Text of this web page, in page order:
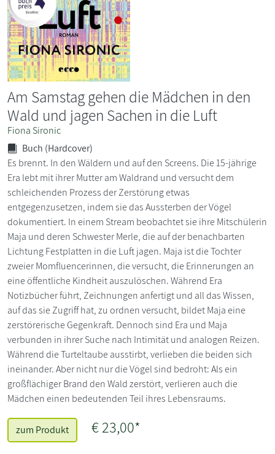
Am Samstag gehen die Mädchen in den
Wald und jagen Sachen in die Luft
Fiona Sironic
Buch (Hardcover)
Es brennt. In den Wäldern und auf den Screens. Die 15-jährige
Era lebt mit ihrer Mutter am Waldrand und versucht dem
schleichenden Prozess der Zerstörung etwas
entgegenzusetzen, indem sie das Aussterben der Vögel
dokumentiert. In einem Stream beobachtet sie ihre Mitschülerin
Maja und deren Schwester Merle, die auf der benachbarten
Lichtung Festplatten in die Luft jagen. Maja ist die Tochter
zweier Momfluencerinnen, die versucht, die Erinnerungen an
eine öffentliche Kindheit auszulöschen. Während Era
Notizbücher führt, Zeichnungen anfertigt und all das Wissen,
auf das sie Zugriff hat, zu ordnen versucht, bildet Maja eine
zerstörerische Gegenkraft. Dennoch sind Era und Maja
verbunden in ihrer Suche nach Intimität und analogen Reizen.
Während die Turteltaube ausstirbt, verlieben die beiden sich
ineinander. Aber nicht nur die Vögel sind bedroht: Als ein
großflächiger Brand den Wald zerstört, verlieren auch die
Mädchen einen bedeutenden Teil ihres Lebensraums.
zum Produkt € 23,00*